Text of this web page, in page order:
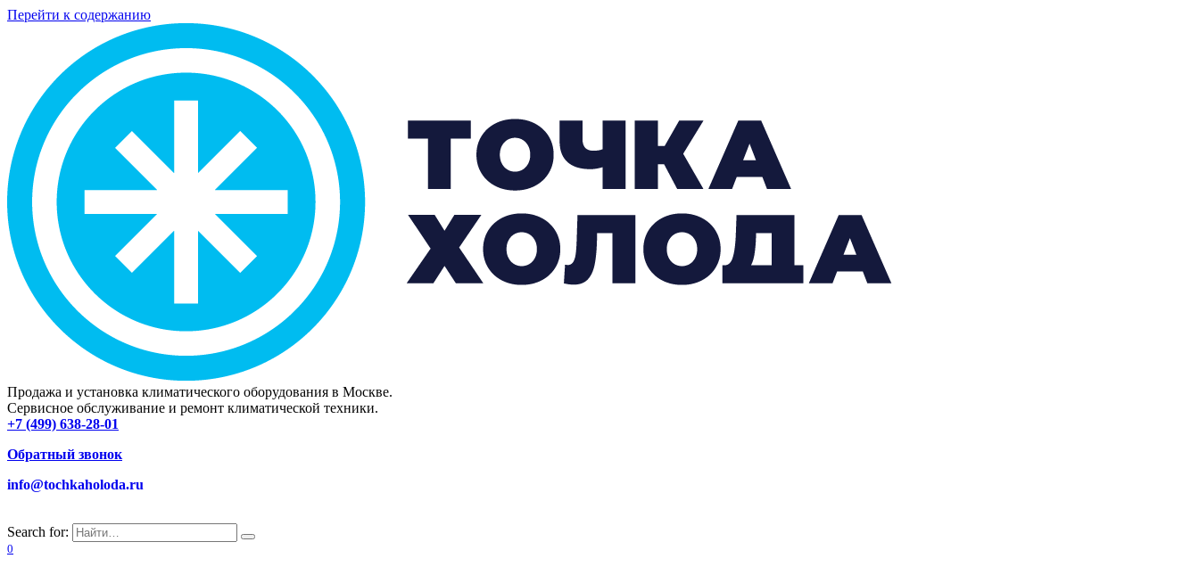
Перейти к содержанию
Продажа и установка климатического оборудования в Москве.
Сервисное обслуживание и ремонт климатической техники.
+7 (499) 638-28-01
Обратный звонок
info@tochkaholoda.ru
Search for:
0